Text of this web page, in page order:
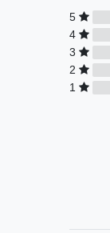
5
4
3
2
1